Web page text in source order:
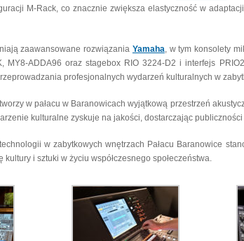
M-Rack, co znacznie zwiększa elastyczność w
zaawansowane rozwiązania Yamaha, w tym konsolety
MY8-ADDA96 oraz stagebox RIO 3224-D2 i interfejs
profesjonalnych wydarzeń kulturalnych w
w pałacu w Baranowicach wyjątkową przestrzeń
kulturalne zyskuje na jakości, dostarczając
w zabytkowych wnętrzach Pałacu Baranowice
i sztuki w życiu współczesnego społeczeństwa.